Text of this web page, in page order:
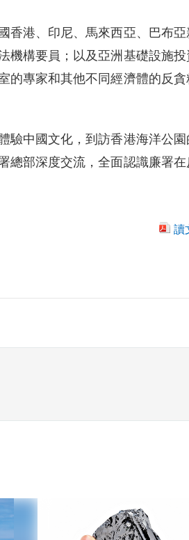
香港、印尼、馬來西亞、巴布
機構要員；以及亞洲基礎設施
的專家和其他不同經濟體的反
驗中國文化，到訪香港海洋公園
總部深度交流，全面認識廉署
讀